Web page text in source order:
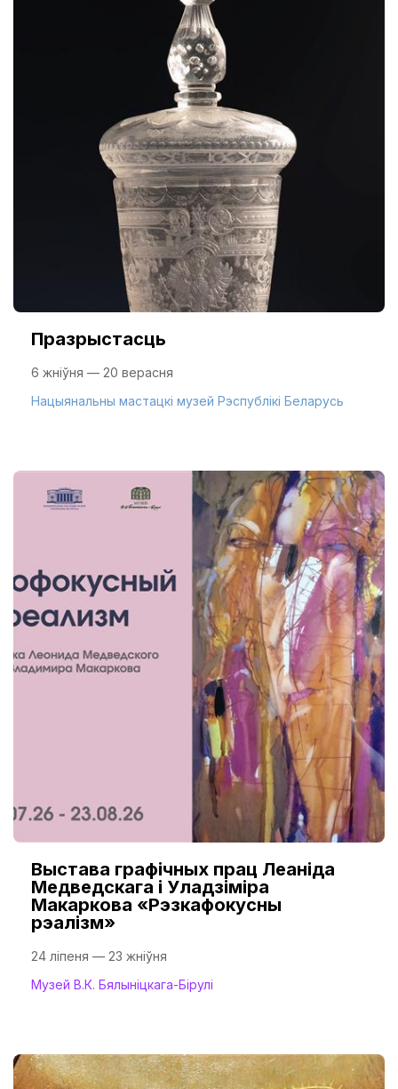
Празрыстасць
6 жніўня — 20 верасня
Нацыянальны мастацкі музей Рэспублікі Беларусь
Выстава графічных прац Леаніда
Медведскага і Уладзіміра
Макаркова «Рэзкафокусны
рэалізм»
24 ліпеня — 23 жніўня
Музей В.К. Бялыніцкага-Бірулі